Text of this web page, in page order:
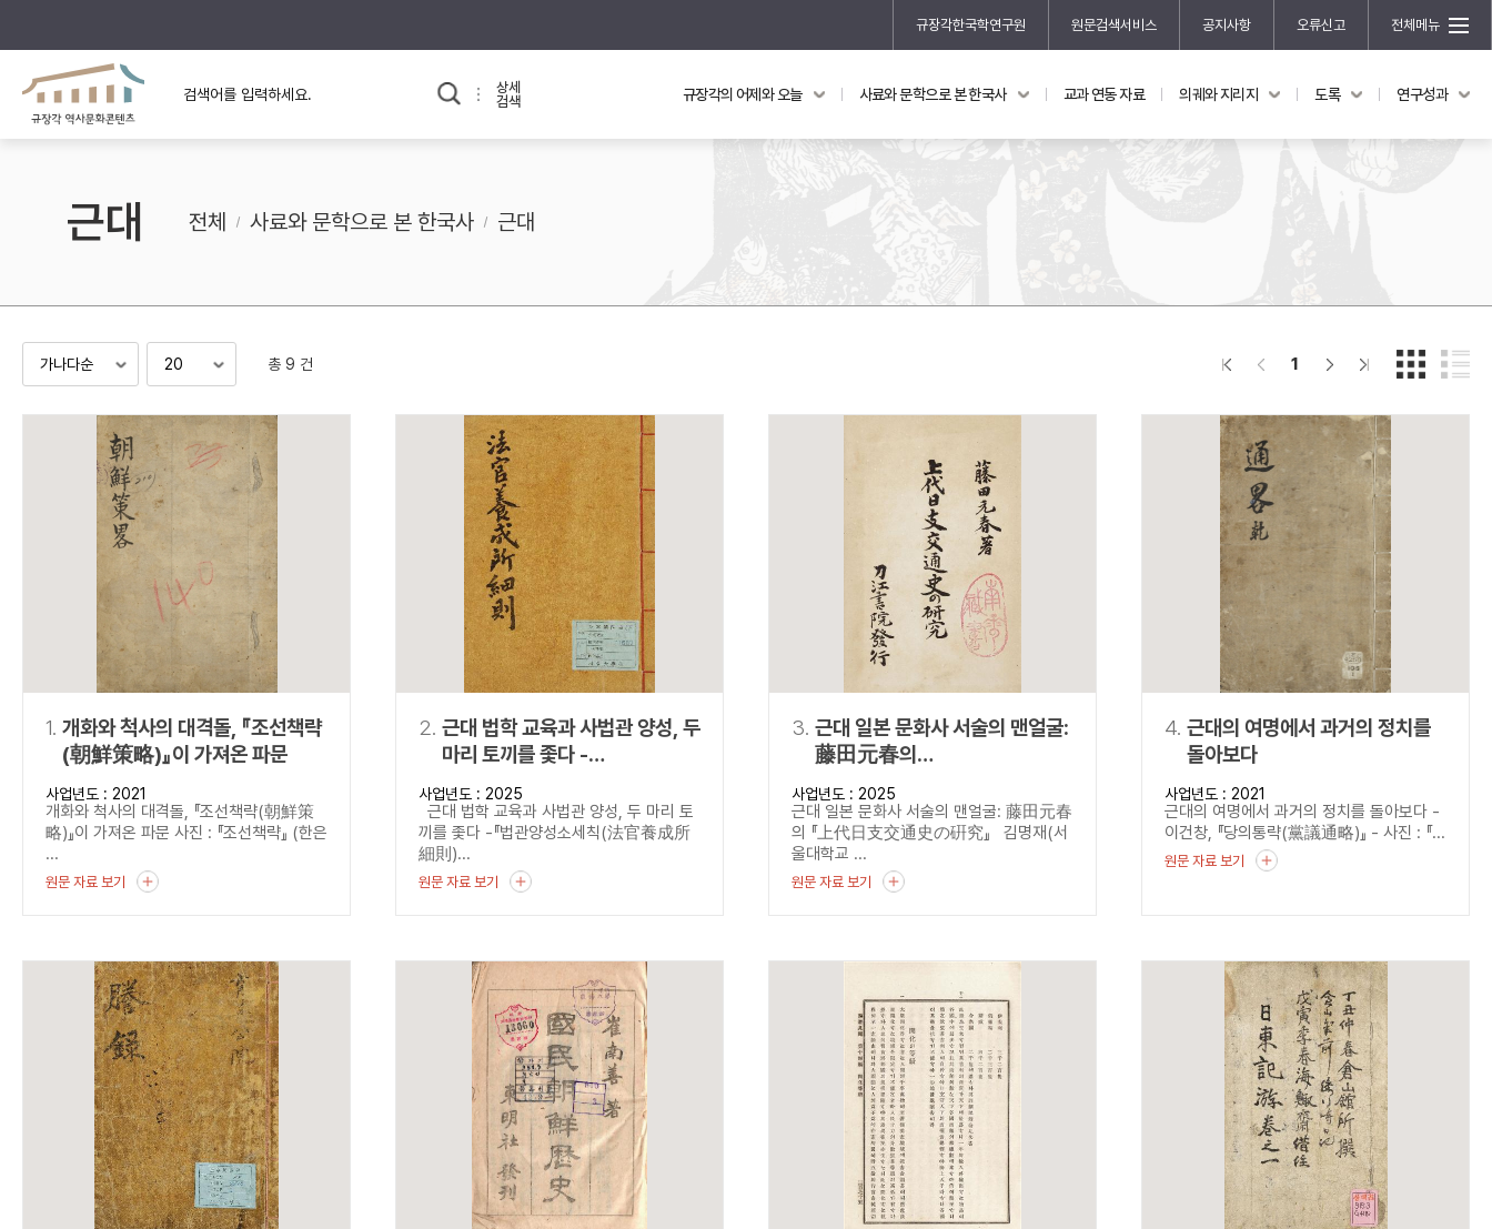
규장각한국학연구원 원문검색서비스 공지사항 오류신고 전체메뉴
규장각의 어제와 오늘
규장각 소개영상
사료와 문학으로 본
고대
조선 후기
교과 연동 자료 의궤와 지리지 도록 연구성과
신진학자 초청 연구교류 사업
규장각-산기 연구비 지원 사업
기획연구
홍재 한국학 펠로십 프로그램
상세
검색
검색 연산자 사용안내
연산자 설명
AND 정조 AND 정약용
“정조”와 “정약용”이 동시에 포함된 자료를 검
OR “정조” 또는 “정약용”이 포함된 자료를 검색
“정조”가 나온 후 “정약용”이 나오지 않는 자
동시에 여러 개의 연산자를 사용할 수 있습니다.
규장각의 어제와 오늘 사료와 문학으로 본 한국사 교과 연동 자료 의궤와 지리지 도록 연구성과
근대 전체 사료와 문학으로 본 한국사 근대
총 9 건 1
1. 개화와 척사의 대격돌, 『조선책략
(朝鮮策略)』이 가져온 파문
사업년도 : 2021
개화와 척사의 대격돌, 『조선책략(朝鮮策
略)』이 가져온 파문 사진 : 『조선책략』 (한은
...
원문 자료 보기
2. 근대 법학 교육과 사법관 양성, 두
마리 토끼를 좇다 -
『법관양성소세칙
(法官養成所細則)』을 통해 본
법관양성소 운영과 현실
사업년도 : 2025
근대 법학 교육과 사법관 양성, 두 마리 토
끼를 좇다 -『법관양성소세칙(法官養成所
細則)...
원문 자료 보기
3. 근대 일본 문화사 서술의 맨얼굴:
藤田元春의
『上代日支交通史の硏究』
사업년도 : 2025
근대 일본 문화사 서술의 맨얼굴: 藤田元春
의 『上代日支交通史の硏究』 김명재(서
울대학교 ...
원문 자료 보기
4. 근대의 여명에서 과거의 정치를
돌아보다
사업년도 : 2021
근대의 여명에서 과거의 정치를 돌아보다 -
이건창, 『당의통략(黨議通略)』 - 사진 : 『...
원문 자료 보기